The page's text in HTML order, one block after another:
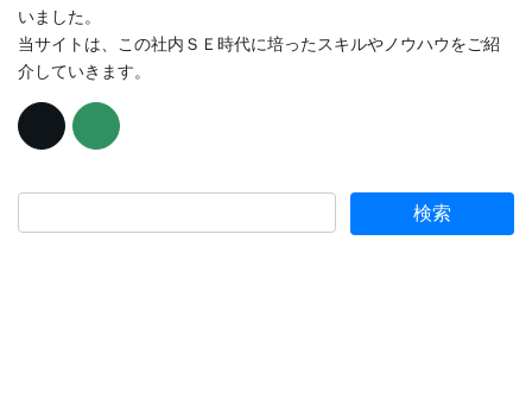
いました。
当サイトは、この社内ＳＥ時代に培ったスキルやノウハウをご紹
介していきます。